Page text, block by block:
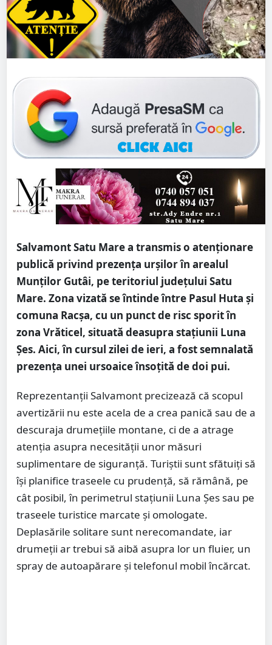
Salvamont Satu Mare a transmis o atenționare
publică privind prezența urșilor în arealul
Munților Gutâi, pe teritoriul județului Satu
Mare. Zona vizată se întinde între Pasul Huta și
comuna Racșa, cu un punct de risc sporit în
zona Vrăticel, situată deasupra stațiunii Luna
Șes. Aici, în cursul zilei de ieri, a fost semnalată
prezența unei ursoaice însoțită de doi pui.
Reprezentanții Salvamont precizează că scopul
avertizării nu este acela de a crea panică sau de a
descuraja drumețiile montane, ci de a atrage
atenția asupra necesității unor măsuri
suplimentare de siguranță. Turiștii sunt sfătuiți să
își planifice traseele cu prudență, să rămână, pe
cât posibil, în perimetrul stațiunii Luna Șes sau pe
traseele turistice marcate și omologate.
Deplasările solitare sunt nerecomandate, iar
drumeții ar trebui să aibă asupra lor un fluier, un
spray de autoapărare și telefonul mobil încărcat.